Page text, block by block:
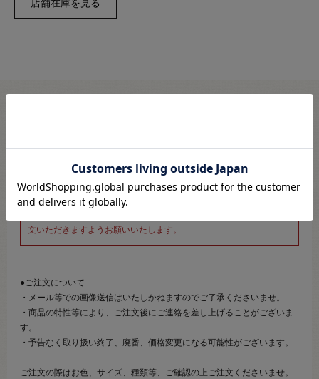
そのため、商品画像および詳細は記載しておりません。
また、詳細につきましてのご案内、ご相談もオンラインショップ窓
口では承っておりません。
文いただきますようお願いいたします。
●ご注文について
・メール等での画像送信はいたしかねますのでご了承くださいませ。
・商品の特性等により、ご注文後にご連絡を差し上げることがございま
す。
・予告なく取り扱い終了、廃番、価格変更になる可能性がございます。
ご注文の際はお色、サイズ、種類等、ご確認の上ご注文くださいませ。